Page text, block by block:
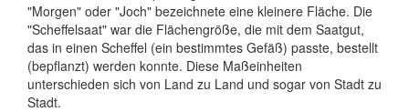
"Morgen" oder "Joch" bezeichnete eine kleinere Fläche. Die
"Scheffelsaat" war die Flächengröße, die mit dem Saatgut,
das in einen Scheffel (ein bestimmtes Gefäß) passte, bestellt
(bepflanzt) werden konnte. Diese Maßeinheiten
unterschieden sich von Land zu Land und sogar von Stadt zu
Stadt.